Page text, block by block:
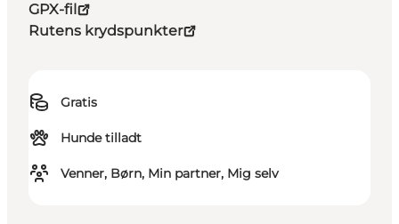
GPX-fil
Rutens krydspunkter
Gratis
Hunde tilladt
Venner, Børn, Min partner, Mig selv